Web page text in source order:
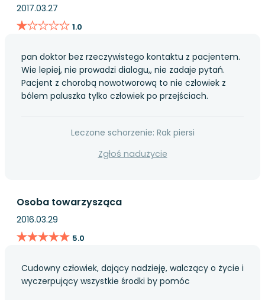
2017.03.27
★★★★★
★★★★★ 1.0
pan doktor bez rzeczywistego kontaktu z pacjentem.
Wie lepiej, nie prowadzi dialogu,, nie zadaje pytań.
Pacjent z chorobą nowotworową to nie człowiek z
bólem paluszka tylko człowiek po przejściach.
Leczone schorzenie: Rak piersi
Zgłoś nadużycie
Osoba towarzysząca
2016.03.29
★★★★★
★★★★★ 5.0
Cudowny człowiek, dający nadzieję, walczący o życie i
wyczerpujący wszystkie środki by pomóc